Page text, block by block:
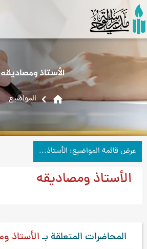
الأستاذ ومصاديقه
home المواضیع
عرض قائمة المواضيع: الأستاذ ومصاديقه
الأستاذ ومصاديقه
المحاضرات المتعلقة بـالأستاذ